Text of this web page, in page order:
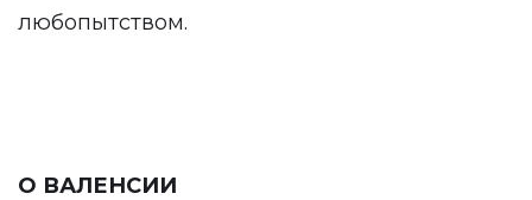
любопытством.
О ВАЛЕНСИИ